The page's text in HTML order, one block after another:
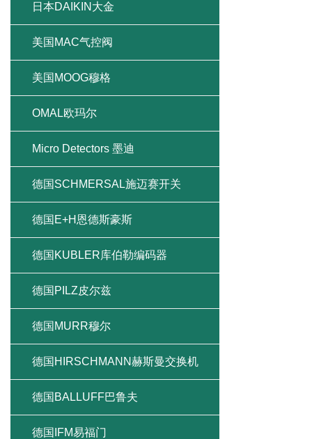
日本DAIKIN大金
美国MAC气控阀
美国MOOG穆格
OMAL欧玛尔
Micro Detectors 墨迪
德国SCHMERSAL施迈赛开关
德国E+H恩德斯豪斯
德国KUBLER库伯勒编码器
德国PILZ皮尔兹
德国MURR穆尔
德国HIRSCHMANN赫斯曼交换机
德国BALLUFF巴鲁夫
德国IFM易福门